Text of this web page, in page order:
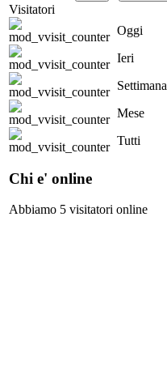
Visitatori
Oggi
Ieri
Settimana
Mese
Tutti
Chi e' online
Abbiamo 5 visitatori online